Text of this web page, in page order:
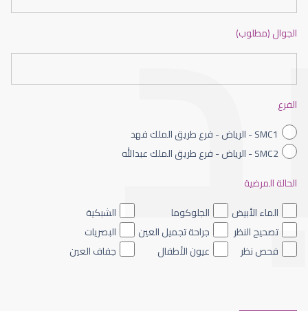
ضعف نظر الاطفال
ضعف نظر العين اليسرى
الجوال (مطلوب)
الفرع
SMC1 - الرياض - فرع طريق الملك فهد
SMC2 - الرياض - فرع طريق الملك عبدالله
الحالة المرضية
الماء الأبيض
الجلوكوما
الشبكية
تصحيح النظر
جراحة تجميل العين
البصريات
فحص نظر
عيون الأطفال جفاف العين